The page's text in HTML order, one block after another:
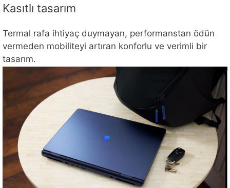
Kasıtlı tasarım
Termal rafa ihtiyaç duymayan, performanstan ödün
vermeden mobiliteyi artıran konforlu ve verimli bir
tasarım.